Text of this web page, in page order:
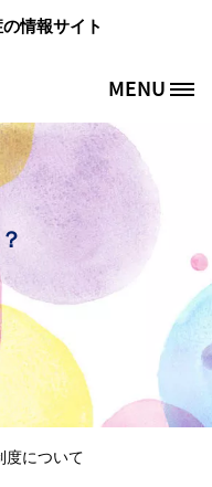
コンテンツに移動
情報サイト
MENU
度について